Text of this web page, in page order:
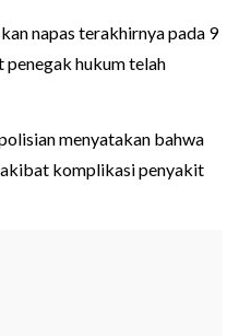
napas terakhirnya pada 9
penegak hukum telah
menyatakan bahwa
komplikasi penyakit